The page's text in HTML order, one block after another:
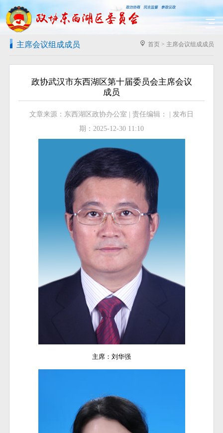
主席会议组成成员 首页 > 主席会议组成成员
政协武汉市东西湖区第十届委员会主席会议
成员
文章来源：东西湖区政协办公室 | 责任编辑： | 发布日
期：2025-12-30 11:10
主席：刘华强